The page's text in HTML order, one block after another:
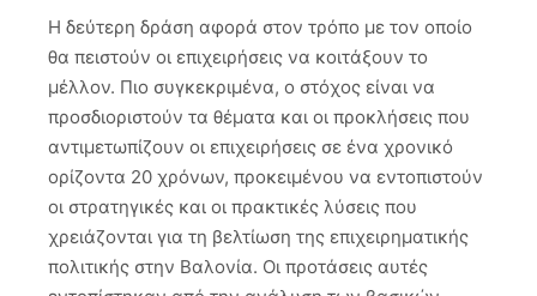
Η δεύτερη δράση αφορά στον τρόπο με τον οποίο
θα πειστούν οι επιχειρήσεις να κοιτάξουν το
μέλλον. Πιο συγκεκριμένα, ο στόχος είναι να
προσδιοριστούν τα θέματα και οι προκλήσεις που
αντιμετωπίζουν οι επιχειρήσεις σε ένα χρονικό
ορίζοντα 20 χρόνων, προκειμένου να εντοπιστούν
οι στρατηγικές και οι πρακτικές λύσεις που
χρειάζονται για τη βελτίωση της επιχειρηματικής
πολιτικής στην Βαλονία. Οι προτάσεις αυτές